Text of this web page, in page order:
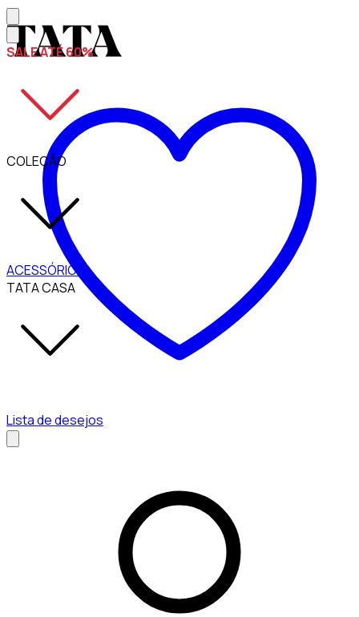
SALE ATÉ 60%
COLEÇÃO
ACESSÓRIOS
TATA CASA
Lista de desejos